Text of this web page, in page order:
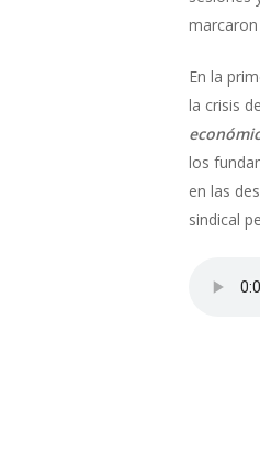
En la
la crisis
los
en las
sindical